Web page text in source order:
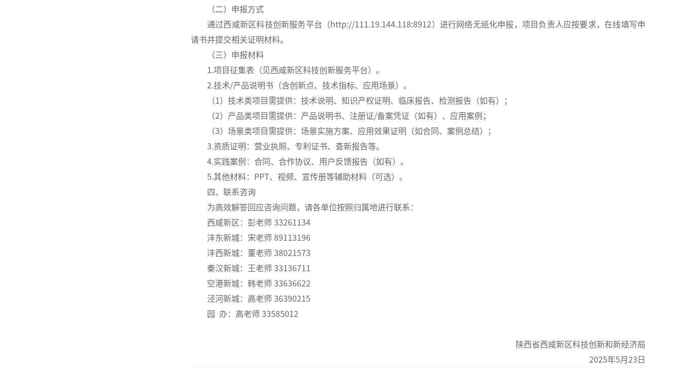
（二）申报方式
通过西咸新区科技创新服务平台（http://111.19.144.118:8912）进行网络无纸化申报，项目负责人应按要求，在线填写申
请书并提交相关证明材料。
（三）申报材料
1.项目征集表（见西咸新区科技创新服务平台）。
2.技术/产品说明书（含创新点、技术指标、应用场景）。
（1）技术类项目需提供：技术说明、知识产权证明、临床报告、检测报告（如有）；
（2）产品类项目需提供：产品说明书、注册证/备案凭证（如有）、应用案例；
（3）场景类项目需提供：场景实施方案、应用效果证明（如合同、案例总结）；
3.资质证明：营业执照、专利证书、查新报告等。
4.实践案例：合同、合作协议、用户反馈报告（如有）。
5.其他材料：PPT、视频、宣传册等辅助材料（可选）。
四、联系咨询
为高效解答回应咨询问题，请各单位按照归属地进行联系：
西咸新区：彭老师 33261134
沣东新城：宋老师 89113196
沣西新城：董老师 38021573
秦汉新城：王老师 33136711
空港新城：韩老师 33636622
泾河新城：高老师 36390215
园 办：高老师 33585012
陕西省西咸新区科技创新和新经济局
2025年5月23日